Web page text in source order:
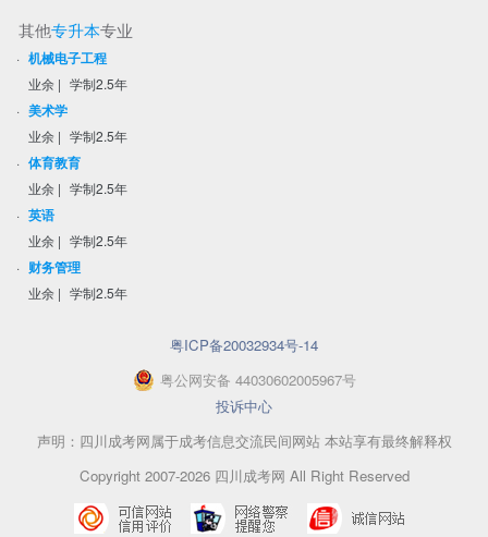
其他专升本专业
· 机械电子工程
业余 | 学制2.5年
· 美术学
业余 | 学制2.5年
· 体育教育
业余 | 学制2.5年
· 英语
业余 | 学制2.5年
· 财务管理
业余 | 学制2.5年
粤ICP备20032934号-14
粤公网安备 44030602005967号
投诉中心
声明：四川成考网属于成考信息交流民间网站 本站享有最终解释权
Copyright 2007-2026 四川成考网 All Right Reserved